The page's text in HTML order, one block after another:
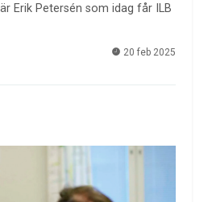
Erik Petersén som idag får ILB
20 feb 2025